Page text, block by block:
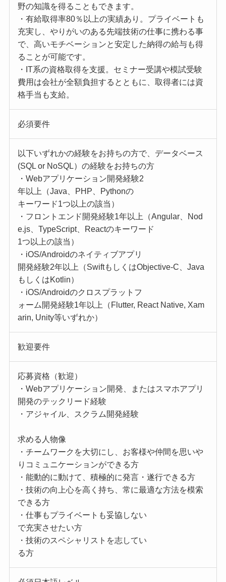
野の知識を得ることもできます。
・有給取得率80％以上の実績あり。プライベートも
充実し、やりがいのある先端技術の仕事に携わる事
で、高いモチベーションと安定した納得の給与も得
ることが可能です。
・IT系の資格取得を支援。セミナー受講や模試受験
費用は会社が全額負担するとともに、取得者には資
格手当も支給。
必須要件
以下いずれかの経験をお持ちの方で、データベース
(SQL or NoSQL）の経験をお持ちの方
・Webアプリケーション開発経験2
年以上（Java、PHP、Pythonの
キーワード1つ以上の該当）
・フロントエンド開発経験1年以上（Angular、Nod
e.js、TypeScript、Reactのキーワード
1つ以上の該当）
・iOS/Androidのネイティブアプリ
開発経験2年以上（SwiftもしくはObjective-C、Java
もしくはKotlin）
・iOS/Androidのクロスプラットフ
ォーム開発経験1年以上（Flutter, React Native, Xam
arin, Unity等いずれか）
歓迎要件
応募資格（歓迎）
・Webアプリケーション開発、またはスマホアプリ
開発のテックリード経験
・アジャイル、スクラム開発経験
求める人物像
・チームワークを大切にし、お客様や仲間を思いや
りコミュニケーションができる方
・能動的に動けて、積極的に発言・遂行できる方
・技術の向上心を高く持ち、常に最適な方法を模索
できる方
・仕事もプライベートも妥協しない
で充実させたい方
・技術のスペシャリストを志してい
る方